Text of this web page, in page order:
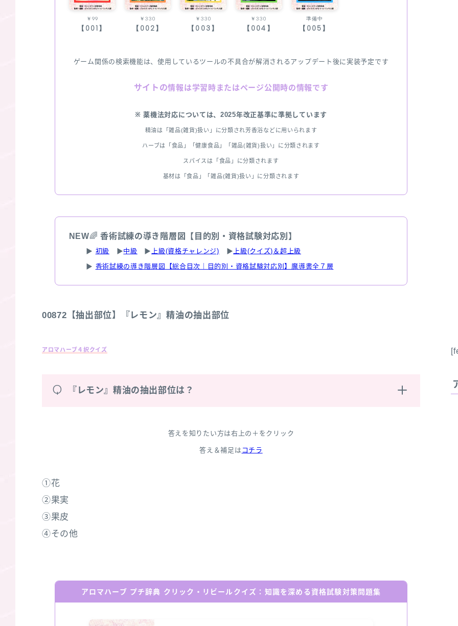
￥99
【001】
￥330
【002】
￥330
【003】
￥330
【004】
準備中
【005】
ゲーム関係の検索機能は、使用しているツールの不具合が解消されるアップデート後に実装予定です
サイトの情報は学習時またはページ公開時の情報です
※ 薬機法対応については、2025年改正基準に準拠しています
精油は「雑品(雑貨)扱い」に分類され芳香浴などに用いられます
ハーブは「食品」「健康食品」「雑品(雑貨)扱い」に分類されます
スパイスは「食品」に分類されます
基材は「食品」「雑品(雑貨)扱い」に分類されます
NEW🌈香術試練の導き階層図【目的別・資格試験対応別】
▶ 初級 ▶中級 ▶ 上級(資格チャレンジ) ▶ 上級(クイズ)＆超上級
▶ 香術試練の導き階層図【総合目次｜目的別・資格試験対応別】魔導書全７層
00872【抽出部位】『レモン』精油の抽出部位
アロマハーブ４択クイズ
Q 『レモン』精油の抽出部位は？
答えを知りたい方は右上の＋をクリック
答え＆補足は コチラ
①花
②果実
③果皮
④その他
アロマハーブ プチ辞典 クリック・リビールクイズ：知識を深める資格試験対策問題集